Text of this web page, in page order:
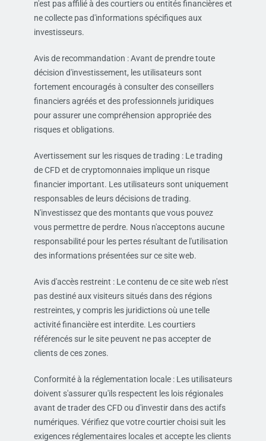
n'est pas affilié à des courtiers ou entités financières et
ne collecte pas d'informations spécifiques aux
investisseurs.
Avis de recommandation : Avant de prendre toute
décision d'investissement, les utilisateurs sont
fortement encouragés à consulter des conseillers
financiers agréés et des professionnels juridiques
pour assurer une compréhension appropriée des
risques et obligations.
Avertissement sur les risques de trading : Le trading
de CFD et de cryptomonnaies implique un risque
financier important. Les utilisateurs sont uniquement
responsables de leurs décisions de trading.
N'investissez que des montants que vous pouvez
vous permettre de perdre. Nous n'acceptons aucune
responsabilité pour les pertes résultant de l'utilisation
des informations présentées sur ce site web.
Avis d'accès restreint : Le contenu de ce site web n'est
pas destiné aux visiteurs situés dans des régions
restreintes, y compris les juridictions où une telle
activité financière est interdite. Les courtiers
référencés sur le site peuvent ne pas accepter de
clients de ces zones.
Conformité à la réglementation locale : Les utilisateurs
doivent s'assurer qu'ils respectent les lois régionales
avant de trader des CFD ou d'investir dans des actifs
numériques. Vérifiez que votre courtier choisi suit les
exigences réglementaires locales et accepte les clients